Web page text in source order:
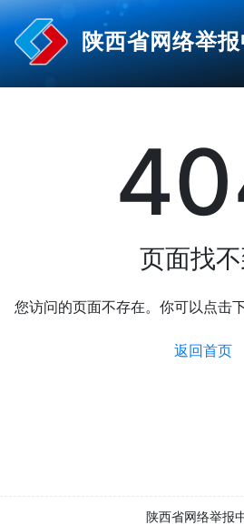
陕西省网络举
页面找不
您访问的页面不存在。你可以点击
返回首页
陕西省网络举报